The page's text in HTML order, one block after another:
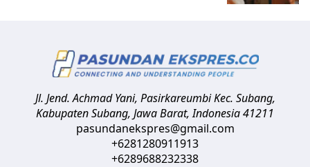
Jl. Jend. Achmad Yani, Pasirkareumbi Kec. Subang,
Kabupaten Subang, Jawa Barat,Indonesia41211
pasundanekspres@gmail.com
+6281280911913
+6289688232338